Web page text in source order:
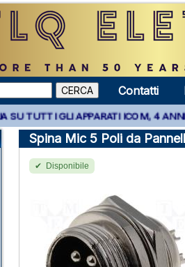
Contatti
APPARATI ICOM, 4 ANNI APPARATI
Spina Mic 5 Poli da
Disponibile